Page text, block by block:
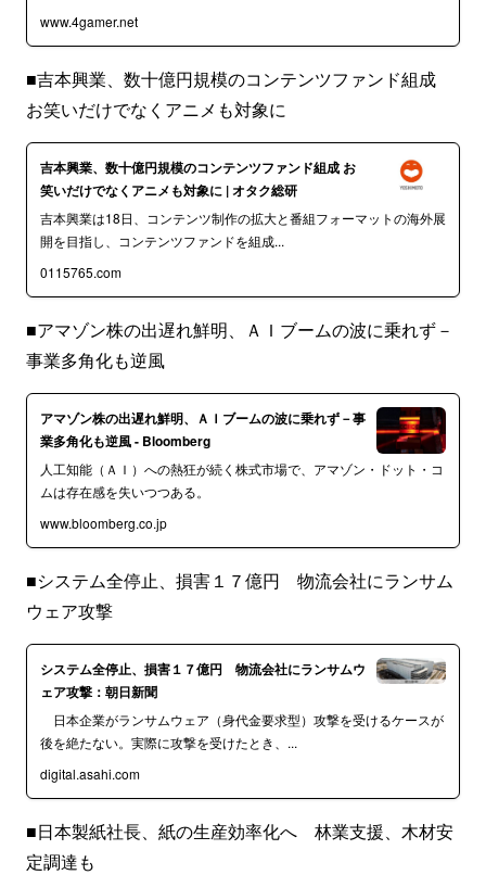
www.4gamer.net
■吉本興業、数十億円規模のコンテンツファンド組成
お笑いだけでなくアニメも対象に
吉本興業、数十億円規模のコンテンツファンド組成 お
笑いだけでなくアニメも対象に | オタク総研
吉本興業は18日、コンテンツ制作の拡大と番組フォーマットの海外展
開を目指し、コンテンツファンドを組成...
0115765.com
■アマゾン株の出遅れ鮮明、ＡＩブームの波に乗れず－
事業多角化も逆風
アマゾン株の出遅れ鮮明、ＡＩブームの波に乗れず－事
業多角化も逆風 - Bloomberg
人工知能（ＡＩ）への熱狂が続く株式市場で、アマゾン・ドット・コ
ムは存在感を失いつつある。
www.bloomberg.co.jp
■システム全停止、損害１７億円 物流会社にランサム
ウェア攻撃
システム全停止、損害１７億円 物流会社にランサムウ
ェア攻撃：朝日新聞
日本企業がランサムウェア（身代金要求型）攻撃を受けるケースが
後を絶たない。実際に攻撃を受けたとき、...
digital.asahi.com
■日本製紙社長、紙の生産効率化へ 林業支援、木材安
定調達も